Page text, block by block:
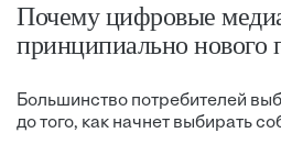
Почему цифровые
принципиально нового
Большинство потребителей
до того, как начнет выбирать